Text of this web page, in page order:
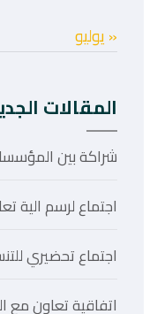
« يوليو
المقالات
شراكة بين
اجتماع لرسم الية
اجتماع تحضيري
اتفاقية تعاون مع